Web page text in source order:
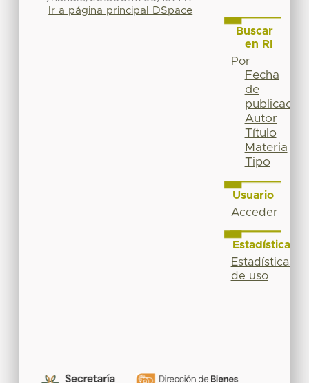
Ir a página principal DSpace
Buscar
en RI
Por
Fecha
de
publicación
Autor
Título
Materia
Tipo
Usuario
Acceder
Estadísticas
Estadísticas
de uso